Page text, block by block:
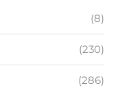
(8)
(230)
(286)